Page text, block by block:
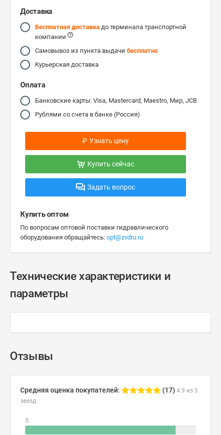
Доставка
Бесплатная доставка до терминала транспортной
компании
Самовывоз из пункта выдачи бесплатно
Курьерская доставка
Оплата
Банковские карты: Visa, Mastercard, Maestro, Мир, JCB
Рублями со счета в банке (Россия)
₽ Узнать цену
Купить сейчас
Задать вопрос
Купить оптом
По вопросам оптовой поставки гидравлического
оборудования обращайтесь: opt@zvdru.ru
Технические характеристики и
параметры
Отзывы
Средняя оценка покупателей: (17) 4.9 из 5
звезд
5